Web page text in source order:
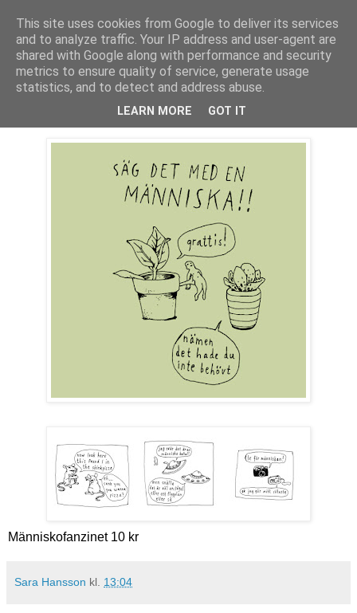
Sara Hansson
fredag 11 april 2008
Människofanzinet 10 kr
Sara Hansson kl. 13:04
This site uses cookies from Google to deliver its services
and to analyze traffic. Your IP address and user-agent are
shared with Google along with performance and security
metrics to ensure quality of service, generate usage
statistics, and to detect and address abuse.
LEARN MORE GOT IT